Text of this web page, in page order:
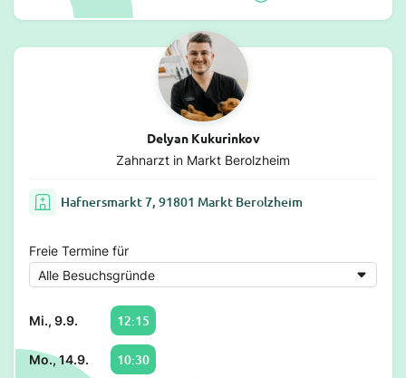
Delyan Kukurinkov
Zahnarzt in Markt Berolzheim
Hafnersmarkt 7, 91801 Markt Berolzheim
Freie Termine für
Mi., 9.9. 12:15
Mo., 14.9. 10:30